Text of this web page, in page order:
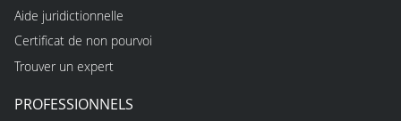
Aide juridictionnelle
Certificat de non pourvoi
Trouver un expert
PROFESSIONNELS